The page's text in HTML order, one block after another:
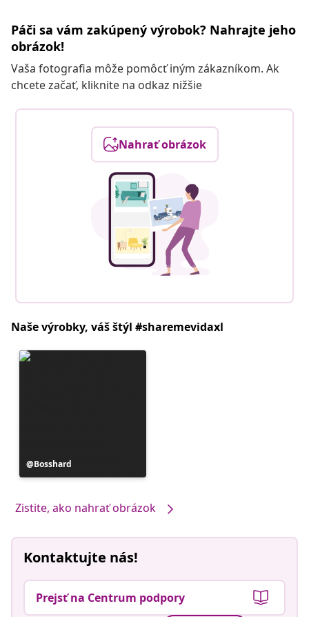
Páči sa vám zakúpený výrobok? Nahrajte jeho
obrázok!
Vaša fotografia môže pomôcť iným zákazníkom. Ak
chcete začať, kliknite na odkaz nižšie
Nahrať obrázok
Naše výrobky, váš štýl #sharemevidaxl
Príspevok
zverejnil
Bosshard
Zistite, ako nahrať obrázok
Kontaktujte nás!
Prejsť na Centrum podpory